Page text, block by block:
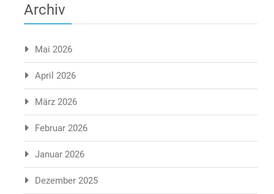
Archiv
Mai 2026
April 2026
März 2026
Februar 2026
Januar 2026
Dezember 2025